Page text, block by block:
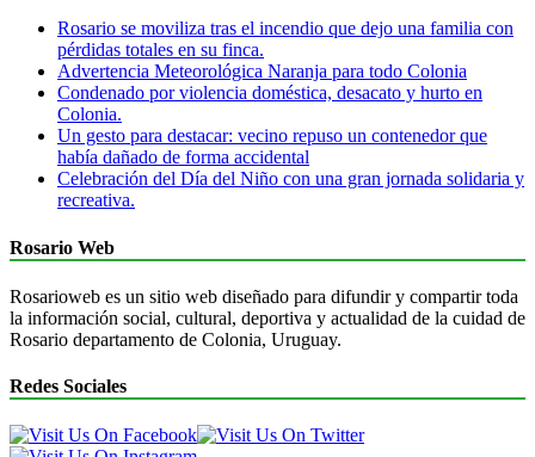
Rosario se moviliza tras el incendio que dejo una familia con
pérdidas totales en su finca.
Advertencia Meteorológica Naranja para todo Colonia
Condenado por violencia doméstica, desacato y hurto en
Colonia.
Un gesto para destacar: vecino repuso un contenedor que
había dañado de forma accidental
Celebración del Día del Niño con una gran jornada solidaria y
recreativa.
Rosario Web
Rosarioweb es un sitio web diseñado para difundir y compartir toda
la información social, cultural, deportiva y actualidad de la cuidad de
Rosario departamento de Colonia, Uruguay.
Redes Sociales